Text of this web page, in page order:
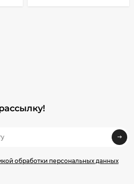
обработки персональных данных